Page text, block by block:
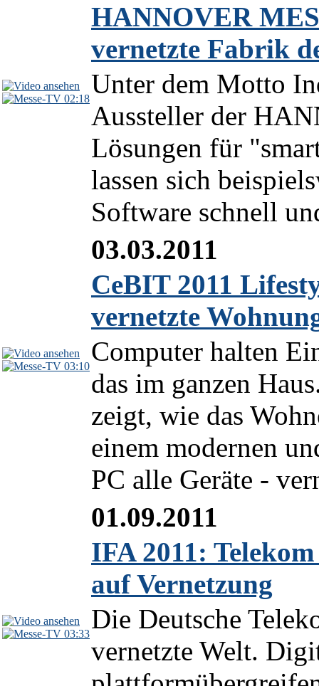
02:18
HANNOVER
vernetzte Fabrik
Unter dem Motto
Aussteller der
Lösungen für
lassen sich
Software schnell
03:10
03.03.2011
CeBIT 2011
vernetzte
Computer halten
das im ganzen
zeigt, wie das
einem modernen
PC alle Geräte -
03:33
01.09.2011
IFA 2011:
auf Vernetzung
Die Deutsche
vernetzte Welt.